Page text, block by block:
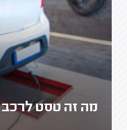
מה זה טסט לרכב